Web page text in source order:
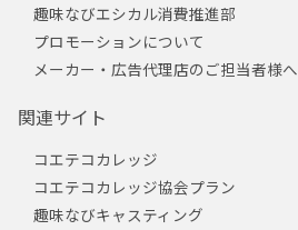
趣味なびエシカル消費推進部
プロモーションについて
メーカー・広告代理店のご担当者様へ
関連サイト
コエテコカレッジ
コエテコカレッジ協会プラン
趣味なびキャスティング